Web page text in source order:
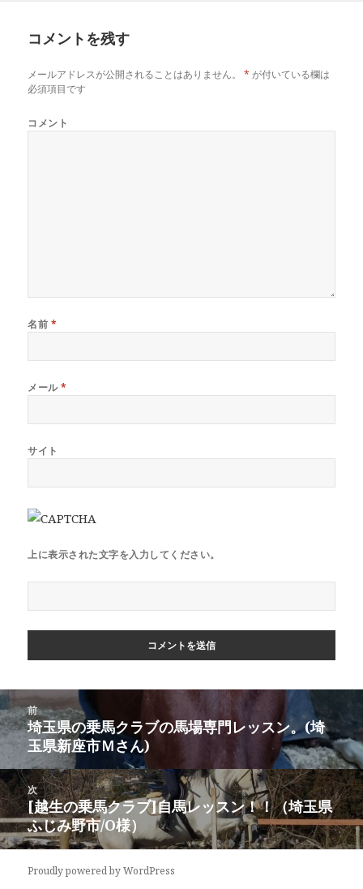
コメントを残す
メールアドレスが公開されることはありません。 * が付いている欄は
必須項目です
コメント
名前 *
メール*
サイト
上に表示された文字を入力してください。
投
稿
ナ
ゲ
ー
シ
ョ
ン
前
前
の
投
稿:
埼玉県の乗馬クラブの馬場専門レッスン。(埼
玉県新座市Ｍさん)
次
次
の
投
稿:
[越生の乗馬クラブ]自馬レッスン！！（埼玉県
ふじみ野市/O様）
Proudly powered by WordPress